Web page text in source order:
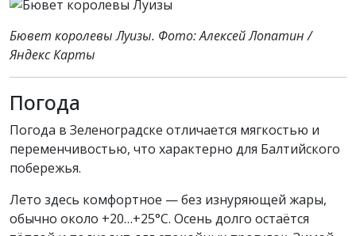
Бювет королевы Луизы. Фото: Алексей Лопатин /
Яндекс Карты
Погода
Погода в Зеленоградске отличается мягкостью и
переменчивостью, что характерно для Балтийского
побережья.
Лето здесь комфортное — без изнуряющей жары,
обычно около +20…+25°C. Осень долго остаётся